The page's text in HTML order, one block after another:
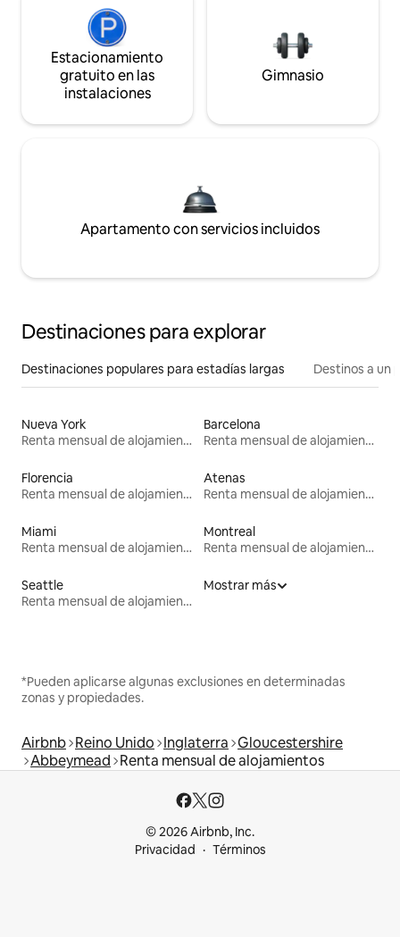
Estacionamiento
gratuito en las
instalaciones
Gimnasio
Apartamento con servicios incluidos
Destinaciones para explorar
Destinaciones populares para estadías largas Destinos a un
Nueva York
Renta mensual de alojamientos
Barcelona
Renta mensual de alojamientos
Florencia
Renta mensual de alojamientos
Atenas
Renta mensual de alojamientos
Miami
Renta mensual de alojamientos
Montreal
Renta mensual de alojamientos
Seattle
Renta mensual de alojamientos
Mostrar más
*Pueden aplicarse algunas exclusiones en determinadas
zonas y propiedades.
Airbnb Reino Unido Inglaterra Gloucestershire
Abbeymead Renta mensual de alojamientos
© 2026 Airbnb, Inc.
Privacidad
Términos